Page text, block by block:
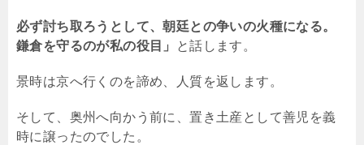
必ず討ち取ろうとして、朝廷との争いの火種になる。
鎌倉を守るのが私の役目」
と話します。
景時は京へ行くのを諦め、人質を返します。
そして、奥州へ向かう前に、置き土産として善児を義
時に譲ったのでした。